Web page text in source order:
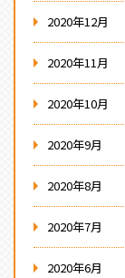
2020年12月
2020年11月
2020年10月
2020年9月
2020年8月
2020年7月
2020年6月